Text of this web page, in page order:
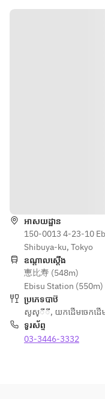
អាសយដ្ឋាន
150-0013 4-23-10
Shibuya-ku, Tokyo
ឧណ្ដាលស្ដើង
恵比寿 (548m)
Ebisu Station (550m)
ប្រភេទបាឋ៊
សូស្ីី, យកដើមចេកដ
ទូរស័ព្ទ
03-3446-3332